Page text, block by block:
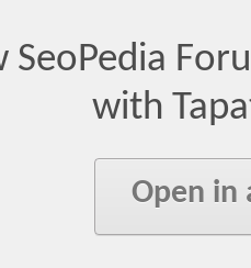
SeoPedia
with
Open in